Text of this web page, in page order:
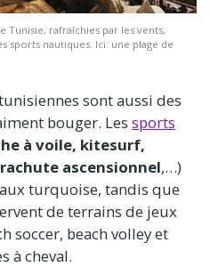
Tunisie, rafraîchies par les vents,
sports nautiques. Ici: une plage de
sont aussi des
bouger. Les sports
à voile, kitesurf,
ascensionnel,…)
turquoise, tandis que
de terrains de jeux
soccer, beach volley et
à cheval.